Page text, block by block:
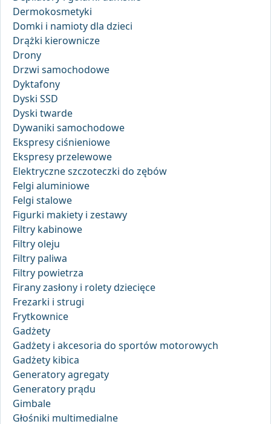
Dermokosmetyki
Domki i namioty dla dzieci
Drążki kierownicze
Drony
Drzwi samochodowe
Dyktafony
Dyski SSD
Dyski twarde
Dywaniki samochodowe
Ekspresy ciśnieniowe
Ekspresy przelewowe
Elektryczne szczoteczki do zębów
Felgi aluminiowe
Felgi stalowe
Figurki makiety i zestawy
Filtry kabinowe
Filtry oleju
Filtry paliwa
Filtry powietrza
Firany zasłony i rolety dziecięce
Frezarki i strugi
Frytkownice
Gadżety
Gadżety i akcesoria do sportów motorowych
Gadżety kibica
Generatory agregaty
Generatory prądu
Gimbale
Głośniki multimedialne